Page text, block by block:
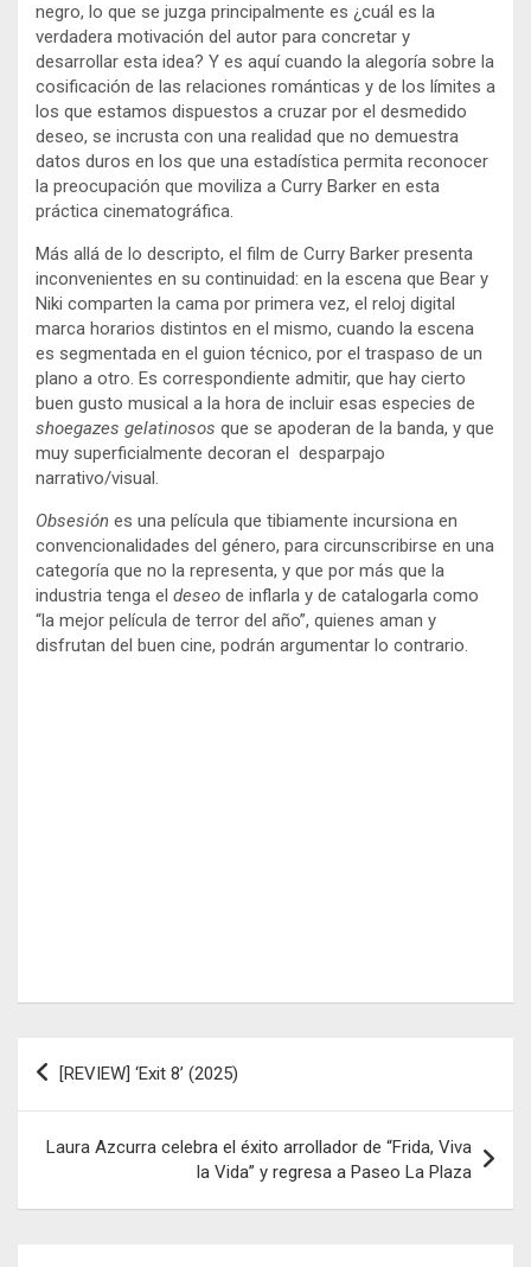
negro, lo que se juzga principalmente es ¿cuál es la
verdadera motivación del autor para concretar y
desarrollar esta idea? Y es aquí cuando la alegoría sobre la
cosificación de las relaciones románticas y de los límites a
los que estamos dispuestos a cruzar por el desmedido
deseo, se incrusta con una realidad que no demuestra
datos duros en los que una estadística permita reconocer
la preocupación que moviliza a Curry Barker en esta
práctica cinematográfica.
Más allá de lo descripto, el film de Curry Barker presenta
inconvenientes en su continuidad: en la escena que Bear y
Niki comparten la cama por primera vez, el reloj digital
marca horarios distintos en el mismo, cuando la escena
es segmentada en el guion técnico, por el traspaso de un
plano a otro. Es correspondiente admitir, que hay cierto
buen gusto musical a la hora de incluir esas especies de
shoegazes gelatinosos que se apoderan de la banda, y que
muy superficialmente decoran el desparpajo
narrativo/visual.
Obsesión es una película que tibiamente incursiona en
convencionalidades del género, para circunscribirse en una
categoría que no la representa, y que por más que la
industria tenga el deseo de inflarla y de catalogarla como
“la mejor película de terror del año”, quienes aman y
disfrutan del buen cine, podrán argumentar lo contrario.
Navegación
[REVIEW] ‘Exit 8’ (2025)
Laura Azcurra celebra el éxito arrollador de “Frida, Viva
la Vida” y regresa a Paseo La Plaza